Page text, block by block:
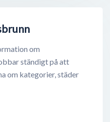
om
ständigt på att
om kategorier, städer